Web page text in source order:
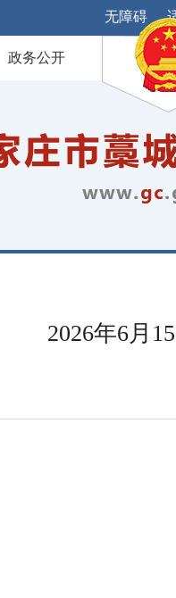
无障碍
政务公开
2026年6月